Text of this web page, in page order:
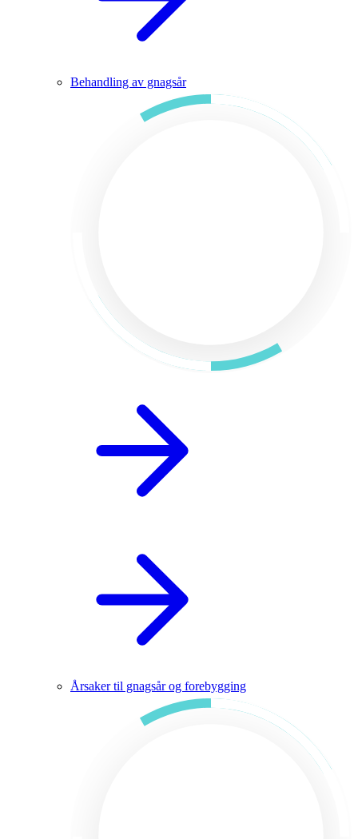
Behandling av gnagsår
Årsaker til gnagsår og forebygging